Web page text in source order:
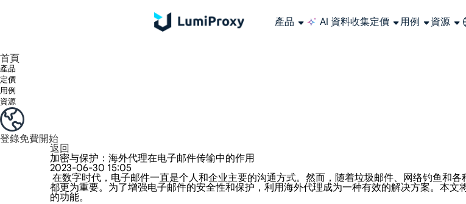
產品 AI 資料收集定價 用例 資源
首頁
產品
定價
用例
資源
登錄免費開始
返回
加密与保护：海外代理在电子邮件传输中的作用
2023-06-30 15:05
在数字时代，电子邮件一直是个人和企业主要的沟通方式。然而，随着垃圾邮件、网络钓鱼和
都更为重要。为了增强电子邮件的安全性和保护，利用海外代理成为一种有效的解决方案。本
的功能。